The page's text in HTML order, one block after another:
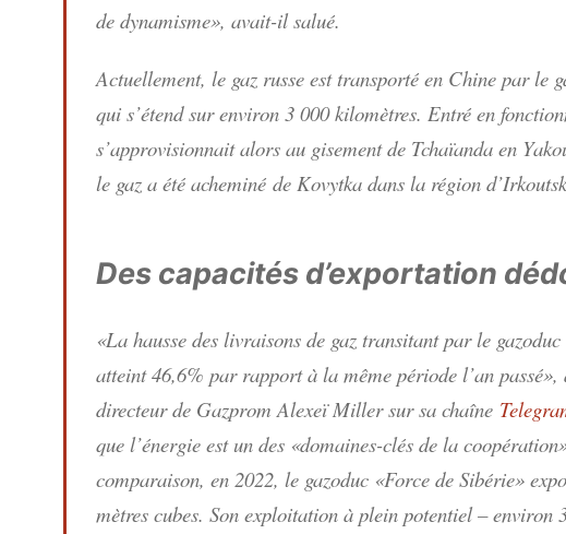
de dynamisme», avait-il salué.
Actuellement, le gaz russe est transporté en Chine par le
qui s’étend sur environ 3 000 kilomètres. Entré en
s’approvisionnait alors au gisement de Tchaïanda en
le gaz a été acheminé de Kovytka dans la région
Des capacités d’exportation
«La hausse des livraisons de gaz transitant par le
atteint 46,6% par rapport à la même période l’an
directeur de Gazprom Alexeï Miller sur sa chaîne
que l’énergie est un des «domaines-clés de la
comparaison, en 2022, le gazoduc «Force de Sibérie»
mètres cubes. Son exploitation à plein potentiel – environ